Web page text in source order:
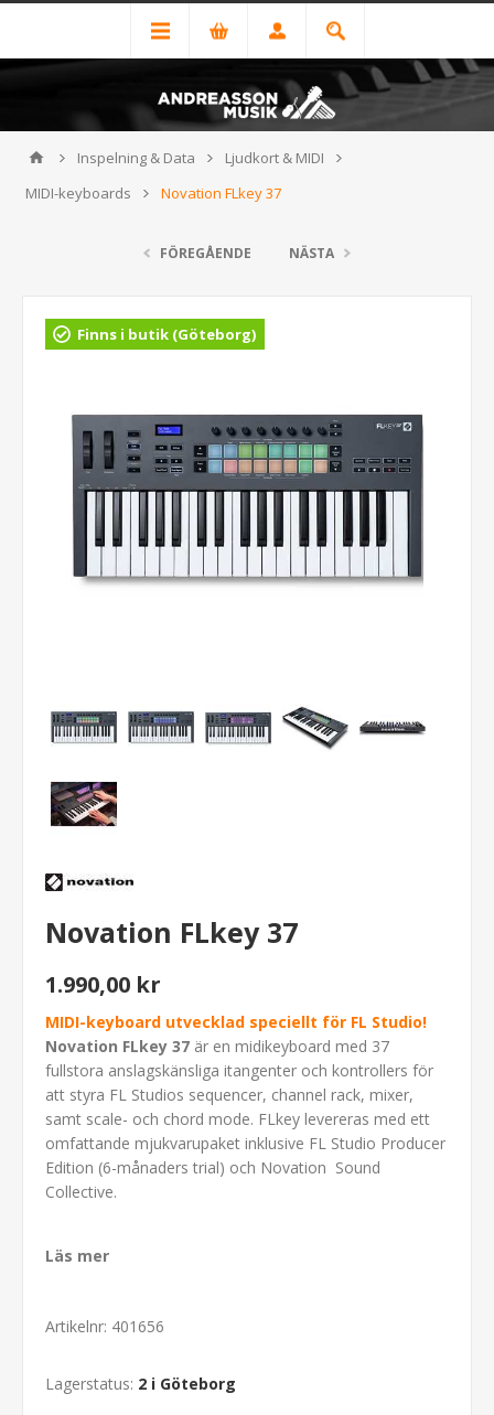
Inspelning & Data
Ljudkort & MIDI
MIDI-keyboards
Novation FLkey 37
FÖREGÅENDE NÄSTA
Finns i butik (Göteborg)
Novation FLkey 37
1.990,00 kr
MIDI-keyboard utvecklad speciellt för FL Studio!
Novation FLkey 37 är en midikeyboard med 37
fullstora anslagskänsliga itangenter och kontrollers för
att styra FL Studios sequencer, channel rack, mixer,
samt scale- och chord mode. FLkey levereras med ett
omfattande mjukvarupaket inklusive FL Studio Producer
Edition (6-månaders trial) och Novation Sound
Collective.
Läs mer
Artikelnr: 401656
Lagerstatus: 2 i Göteborg